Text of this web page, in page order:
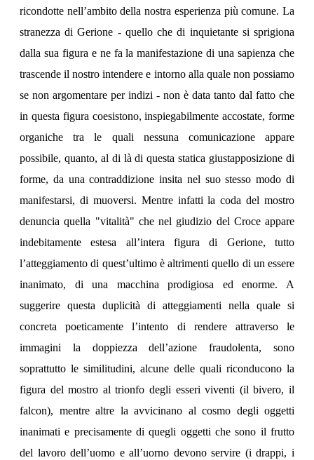
ricondotte nell’ambito della nostra esperienza più comune. La
stranezza di Gerione - quello che di inquietante si sprigiona
dalla sua figura e ne fa la manifestazione di una sapienza che
trascende il nostro intendere e intorno alla quale non possiamo
se non argomentare per indizi - non è data tanto dal fatto che
in questa figura coesistono, inspiegabilmente accostate, forme
organiche tra le quali nessuna comunicazione appare
possibile, quanto, al di là di questa statica giustapposizione di
forme, da una contraddizione insita nel suo stesso modo di
manifestarsi, di muoversi. Mentre infatti la coda del mostro
denuncia quella "vitalità" che nel giudizio del Croce appare
indebitamente estesa all’intera figura di Gerione, tutto
l’atteggiamento di quest’ultimo è altrimenti quello di un essere
inanimato, di una macchina prodigiosa ed enorme. A
suggerire questa duplicità di atteggiamenti nella quale si
concreta poeticamente l’intento di rendere attraverso le
immagini la doppiezza dell’azione fraudolenta, sono
soprattutto le similitudini, alcune delle quali riconducono la
figura del mostro al trionfo degli esseri viventi (il bivero, il
falcon), mentre altre la avvicinano al cosmo degli oggetti
inanimati e precisamente di quegli oggetti che sono il frutto
del lavoro dell’uomo e all’uorno devono servire (i drappi, i